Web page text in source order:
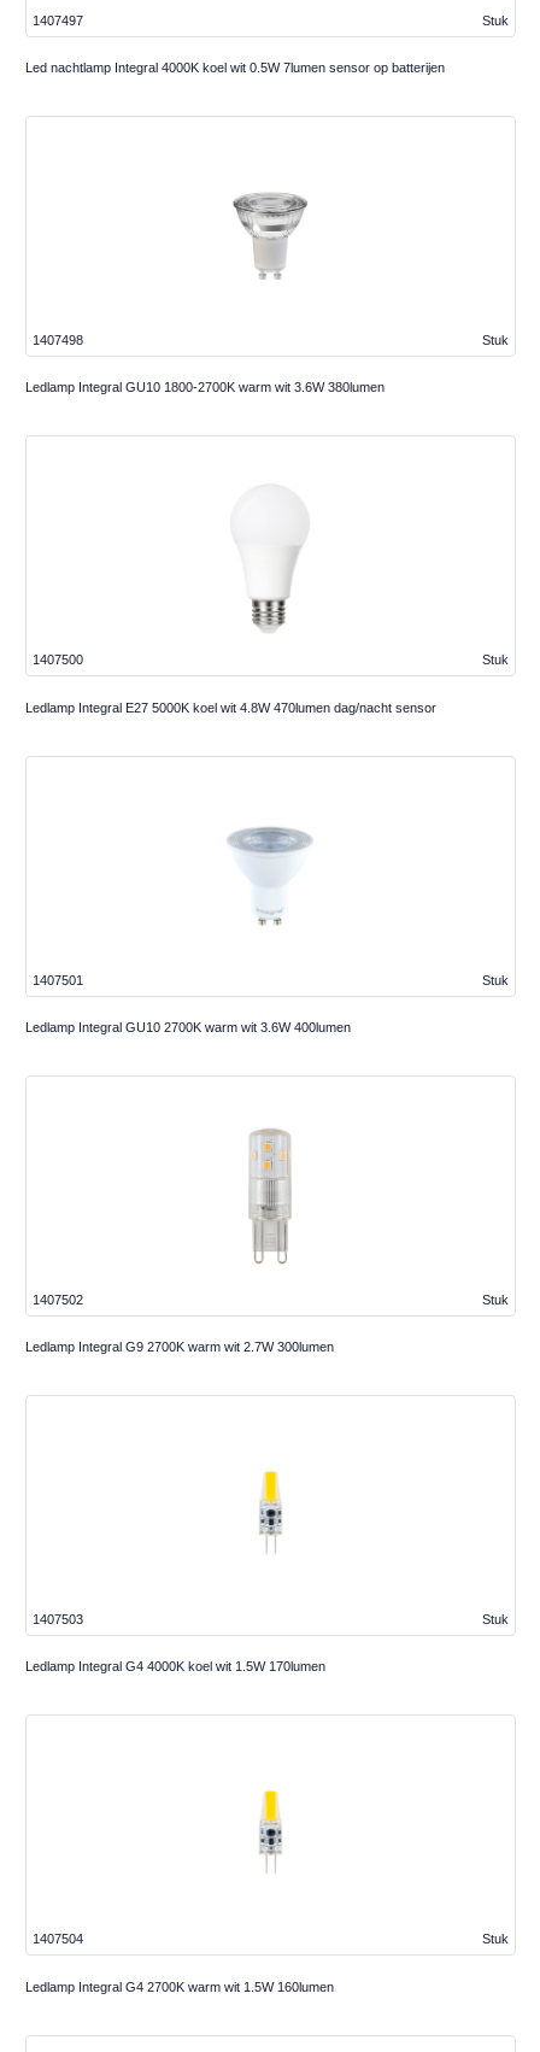
Stuk
1407497
Led nachtlamp Integral 4000K koel wit 0.5W 7lumen sensor op batterijen
Stuk
1407498
Ledlamp Integral GU10 1800-2700K warm wit 3.6W 380lumen
Stuk
1407500
Ledlamp Integral E27 5000K koel wit 4.8W 470lumen dag/nacht sensor
Stuk
1407501
Ledlamp Integral GU10 2700K warm wit 3.6W 400lumen
Stuk
1407502
Ledlamp Integral G9 2700K warm wit 2.7W 300lumen
Stuk
1407503
Ledlamp Integral G4 4000K koel wit 1.5W 170lumen
Stuk
1407504
Ledlamp Integral G4 2700K warm wit 1.5W 160lumen